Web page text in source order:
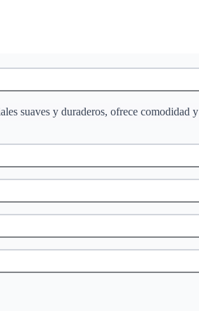
suaves y duraderos, ofrece comodidad